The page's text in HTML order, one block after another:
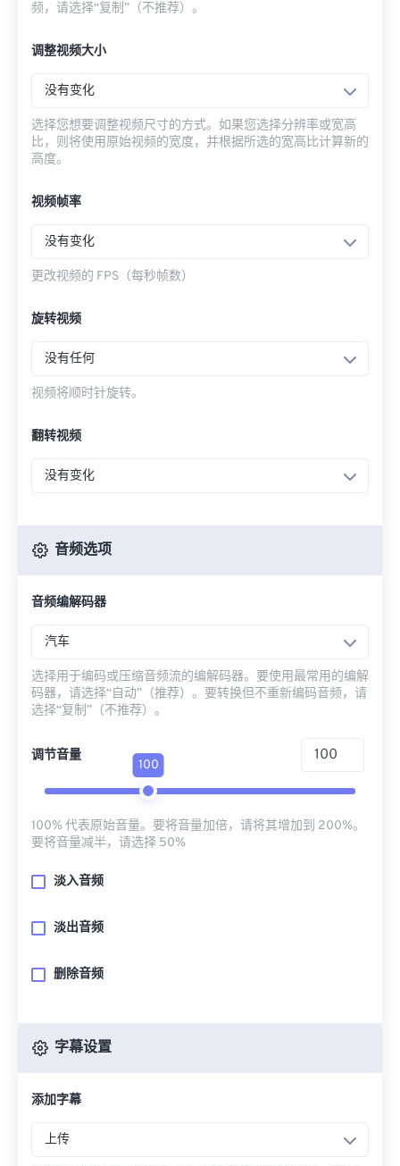
频，请选择“复制”（不推荐）。
调整视频大小
没有变化
选择您想要调整视频尺寸的方式。如果您选择分辨率或宽高
比，则将使用原始视频的宽度，并根据所选的宽高比计算新的
高度。
视频帧率
没有变化
更改视频的 FPS（每秒帧数）
旋转视频
没有任何
视频将顺时针旋转。
翻转视频
没有变化
音频选项
音频编解码器
汽车
选择用于编码或压缩音频流的编解码器。要使用最常用的编解
码器，请选择“自动”（推荐）。要转换但不重新编码音频，请
选择“复制”（不推荐）。
调节音量
100
100% 代表原始音量。要将音量加倍，请将其增加到 200%。
要将音量减半，请选择 50%
淡入音频
淡出音频
删除音频
字幕设置
添加字幕
上传